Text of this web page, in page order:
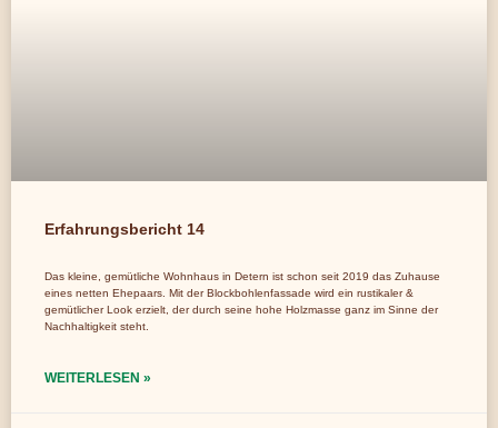
Erfahrungsbericht 14
Das kleine, gemütliche Wohnhaus in Detern ist schon seit 2019 das Zuhause
eines netten Ehepaars. Mit der Blockbohlenfassade wird ein rustikaler &
gemütlicher Look erzielt, der durch seine hohe Holzmasse ganz im Sinne der
Nachhaltigkeit steht.
WEITERLESEN »